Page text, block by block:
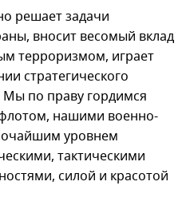
решает задачи
вносит весомый вклад
терроризмом, играет
стратегического
по праву гордимся
нашими военно-
уровнем
тактическими
силой и красотой